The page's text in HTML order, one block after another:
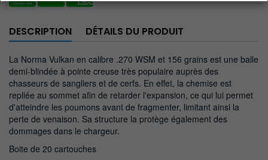
DESCRIPTION DÉTAILS DU PRODUIT
La Norma Vulkan en calibre .270 WSM et 156 grains est une balle
demi-blindée à pointe creuse très populaire auprès des
chasseurs de sangliers et de cerfs. En effet, la chemise est
repliée au sommet afin de retarder l'expansion, ce qui lui permet
d'atteindre les poumons avant de fragmenter, limitant ainsi la
perte de venaison. Sa structure la protège également des
dommages dans le chargeur.
Boite de 20 cartouches